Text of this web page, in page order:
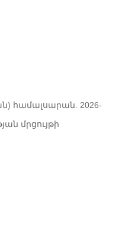
համալսարան. 2026-
մրցույթի